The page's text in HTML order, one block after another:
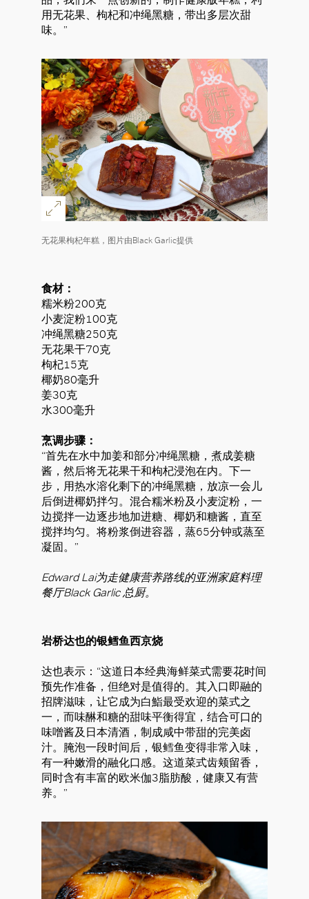
用无花果、枸杞和冲绳黑糖，带出多层次甜
味。”
无花果枸杞年糕，图片由Black Garlic提供
食材：
糯米粉200克
小麦淀粉100克
冲绳黑糖250克
无花果干70克
枸杞15克
椰奶80毫升
姜30克
水300毫升
烹调步骤：
“首先在水中加姜和部分冲绳黑糖，煮成姜糖
酱，然后将无花果干和枸杞浸泡在内。下一
步，用热水溶化剩下的冲绳黑糖，放凉一会儿
后倒进椰奶拌匀。混合糯米粉及小麦淀粉，一
边搅拌一边逐步地加进糖、椰奶和糖酱，直至
搅拌均匀。将粉浆倒进容器，蒸65分钟或蒸至
凝固。”
Edward Lai为走健康营养路线的亚洲家庭料理
餐厅Black Garlic 总厨。
岩桥达也的银鳕鱼西京烧
达也表示：“这道日本经典海鲜菜式需要花时间
预先作准备，但绝对是值得的。其入口即融的
招牌滋味，让它成为白鮨最受欢迎的菜式之
一，而味醂和糖的甜味平衡得宜，结合可口的
味噌酱及日本清酒，制成咸中带甜的完美卤
汁。腌泡一段时间后，银鳕鱼变得非常入味，
有一种嫩滑的融化口感。这道菜式齿颊留香，
同时含有丰富的欧米伽3脂肪酸，健康又有营
养。”
好